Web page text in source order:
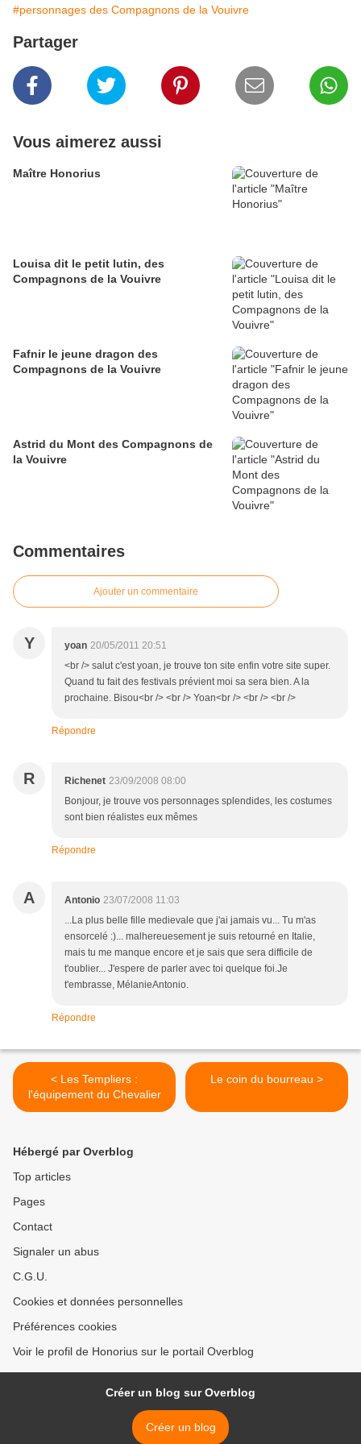
#personnages des Compagnons de la Vouivre
Partager
Vous aimerez aussi
Maître Honorius
Louisa dit le petit lutin, des
Compagnons de la Vouivre
Fafnir le jeune dragon des
Compagnons de la Vouivre
Astrid du Mont des Compagnons de
la Vouivre
Commentaires
Ajouter un commentaire
Y yoan 20/05/2011 20:51
<br /> salut c'est yoan, je trouve ton site enfin votre site super.
Quand tu fait des festivals prévient moi sa sera bien. A la
prochaine. Bisou<br /> <br /> Yoan<br /> <br /> <br />
Répondre
R Richenet 23/09/2008 08:00
Bonjour, je trouve vos personnages splendides, les costumes
sont bien réalistes eux mêmes
Répondre
A Antonio 23/07/2008 11:03
...La plus belle fille medievale que j'ai jamais vu... Tu m'as
ensorcelé :)... malhereuesement je suis retourné en Italie,
mais tu me manque encore et je sais que sera difficile de
t'oublier... J'espere de parler avec toi quelque foi.Je
t'embrasse, MélanieAntonio.
Répondre
< Les Templiers :
l'équipement du Chevalier
Le coin du bourreau >
Hébergé par Overblog
Top articles
Pages
Contact
Signaler un abus
C.G.U.
Cookies et données personnelles
Préférences cookies
Voir le profil de Honorius sur le portail Overblog
Créer un blog sur Overblog
Créer un blog